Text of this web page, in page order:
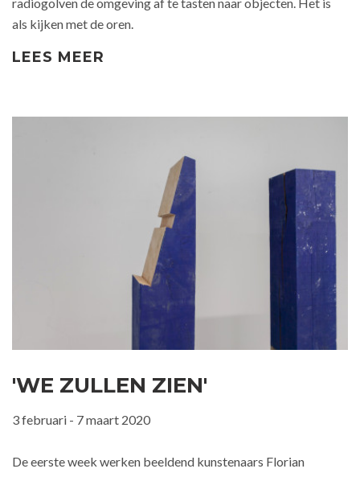
als kijken met de oren.
LEES MEER
'WE ZULLEN ZIEN'
3 februari - 7 maart 2020
De eerste week werken beeldend kunstenaars Florian